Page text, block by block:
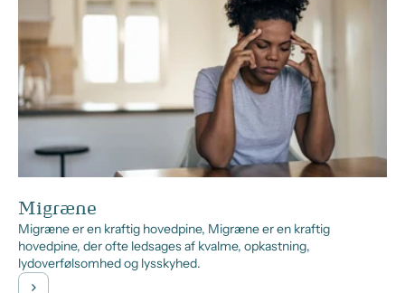
Migræne
Migræne er en kraftig hovedpine, Migræne er en kraftig
hovedpine, der ofte ledsages af kvalme, opkastning,
lydoverfølsomhed og lysskyhed.